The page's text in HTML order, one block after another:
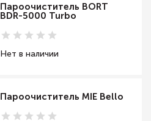
Пароочиститель BORT
BDR-5000 Turbo
Нет в наличии
Пароочиститель MIE Bello